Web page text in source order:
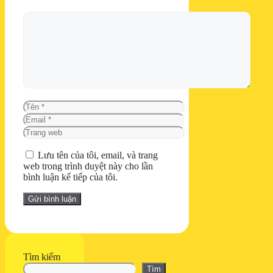
Tên
Email
Trang
Lưu tên của tôi, email, và trang
web trong trình duyệt này cho lần
bình luận kế tiếp của tôi.
Tìm kiếm
Tìm